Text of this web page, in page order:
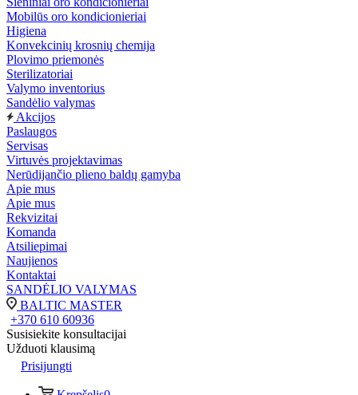
Mobilūs oro kondicionieriai
Higiena
Konvekcinių krosnių chemija
Plovimo priemonės
Sterilizatoriai
Valymo inventorius
Sandėlio valymas
Akcijos
Paslaugos
Servisas
Virtuvės projektavimas
Nerūdijančio plieno baldų gamyba
Apie mus
Apie mus
Rekvizitai
Komanda
Atsiliepimai
Naujienos
Kontaktai
SANDĖLIO VALYMAS
BALTIC MASTER
+370 610 60936
Susisiekite konsultacijai
Užduoti klausimą
Prisijungti